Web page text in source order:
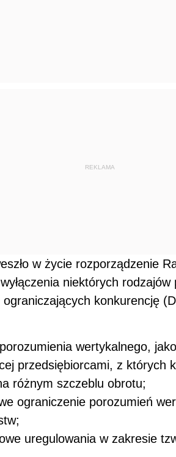
REKLAMA
w życie rozporządzenie
niektórych
konkurencję
wertykalnego,
przedsiębiorcami, z których
różnym szczeblu obrotu;
ograniczenie porozumień
uregulowania w zakresie